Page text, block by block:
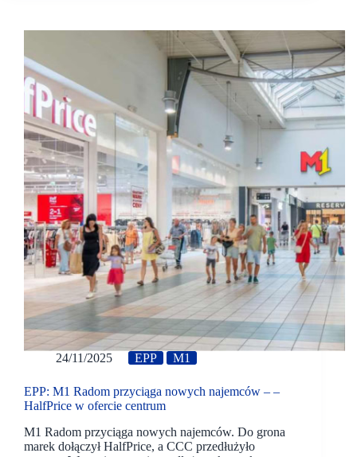
24/11/2025 EPP M1
EPP: M1 Radom przyciąga nowych najemców – –
HalfPrice w ofercie centrum
M1 Radom przyciąga nowych najemców. Do grona
marek dołączył HalfPrice, a CCC przedłużyło